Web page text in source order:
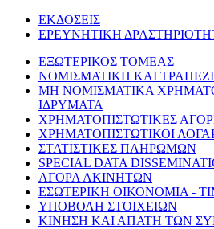
ΕΚΔΟΣΕΙΣ
ΕΡΕΥΝΗΤΙΚΗ
ΕΞΩΤΕΡΙΚΟΣ ΤΟΜΕΑΣ
ΝΟΜΙΣΜΑΤΙΚΗ ΚΑΙ
ΜΗ ΝΟΜΙΣΜΑΤΙΚΑ
ΙΔΡΥΜΑΤΑ
ΧΡΗΜΑΤΟΠΙΣΤΩΤΙΚΕΣ
ΧΡΗΜΑΤΟΠΙΣΤΩΤΙΚΟΙ
ΣΤΑΤΙΣΤΙΚΕΣ ΠΛΗΡΩΜΩΝ
SPECIAL DATA
ΑΓΟΡΑ ΑΚΙΝΗΤΩΝ
ΕΣΩΤΕΡΙΚΗ ΟΙΚΟΝΟΜΙΑ -
ΥΠΟΒΟΛΗ ΣΤΟΙΧΕΙΩΝ
ΚΙΝΗΣΗ ΚΑΙ ΑΠΑΤΗ ΤΩΝ